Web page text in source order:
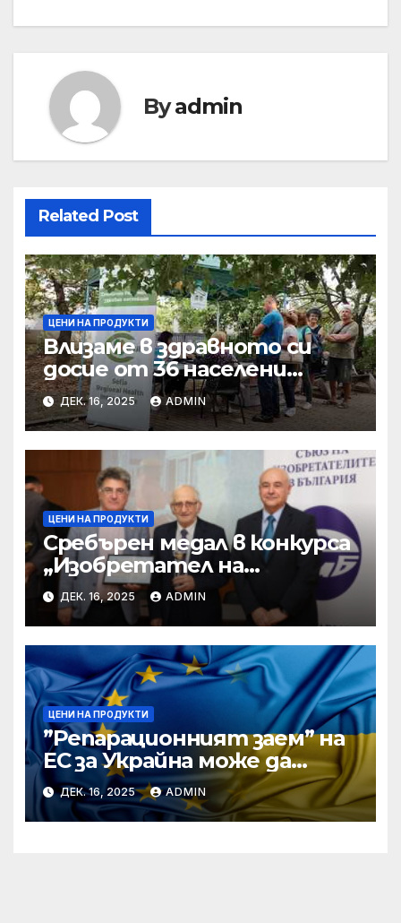
Byadmin
Related Post
ЦЕНИ НА ПРОДУКТИ
Влизаме в здравното си
досие от 36 населени
места • МЗ
ДЕК. 16, 2025 ADMIN
ЦЕНИ НА ПРОДУКТИ
Сребърен медал в конкурса
„Изобретател на
годината“ за учени от БАН
ДЕК. 16, 2025 ADMIN
ЦЕНИ НА ПРОДУКТИ
”Репарационният заем” на
ЕС за Украйна може да
достигне 130 милиарда
евро
ДЕК. 16, 2025 ADMIN